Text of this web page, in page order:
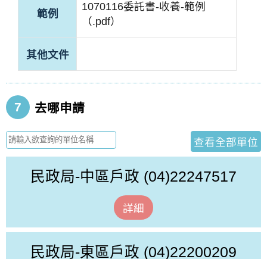
範例
1070116委託書-收養-範例
（.pdf）
其他文件
7 去哪申請
查看全部單位
民政局-中區戶政 (04)22247517
詳細
民政局-東區戶政 (04)22200209